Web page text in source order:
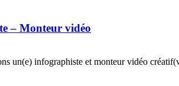
– Monteur vidéo
un(e) infographiste et monteur vidéo